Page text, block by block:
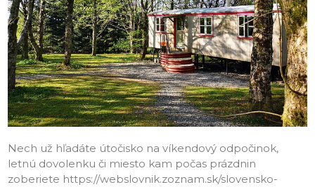
Nech už hľadáte útočisko na víkendový odpočinok,
letnú dovolenku či miesto kam počas prázdnin
zoberiete https://webslovnik.zoznam.sk/slovensko-